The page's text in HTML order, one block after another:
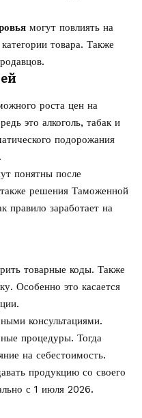
могут повлиять на
товара. Также
роста цен на
это алкоголь, табак и
подорожания
понятны после
решения Таможенной
заработает на
товарные коды. Также
Особенно это касается
консультациями.
процедуры. Тогда
на себестоимость.
продукцию со своего
с 1 июля 2026.